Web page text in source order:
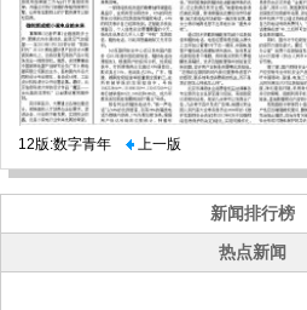
12版:数字青年 上一版
新闻排行榜
热点新闻